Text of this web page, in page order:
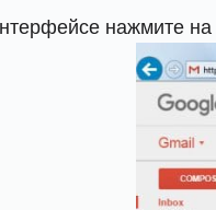
нажмите